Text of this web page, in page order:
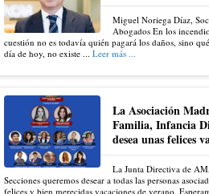
Miguel Noriega Díaz,
Abogados En los
cuestión no es todavía quién pagará los daños, sino
día de hoy, no existe ... Leer más ...
La Asociación
Familia, Infancia
desea unas felices
La Junta Directiva de
Secciones queremos desear a todas las personas
felices y bien merecidas vacaciones de verano.